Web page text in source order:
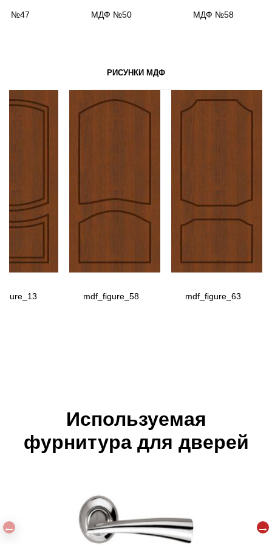
№47 МДФ №50 МДФ №58
РИСУНКИ МДФ
mdf_figure_58 mdf_figure_63
Используемая
фурнитура для дверей